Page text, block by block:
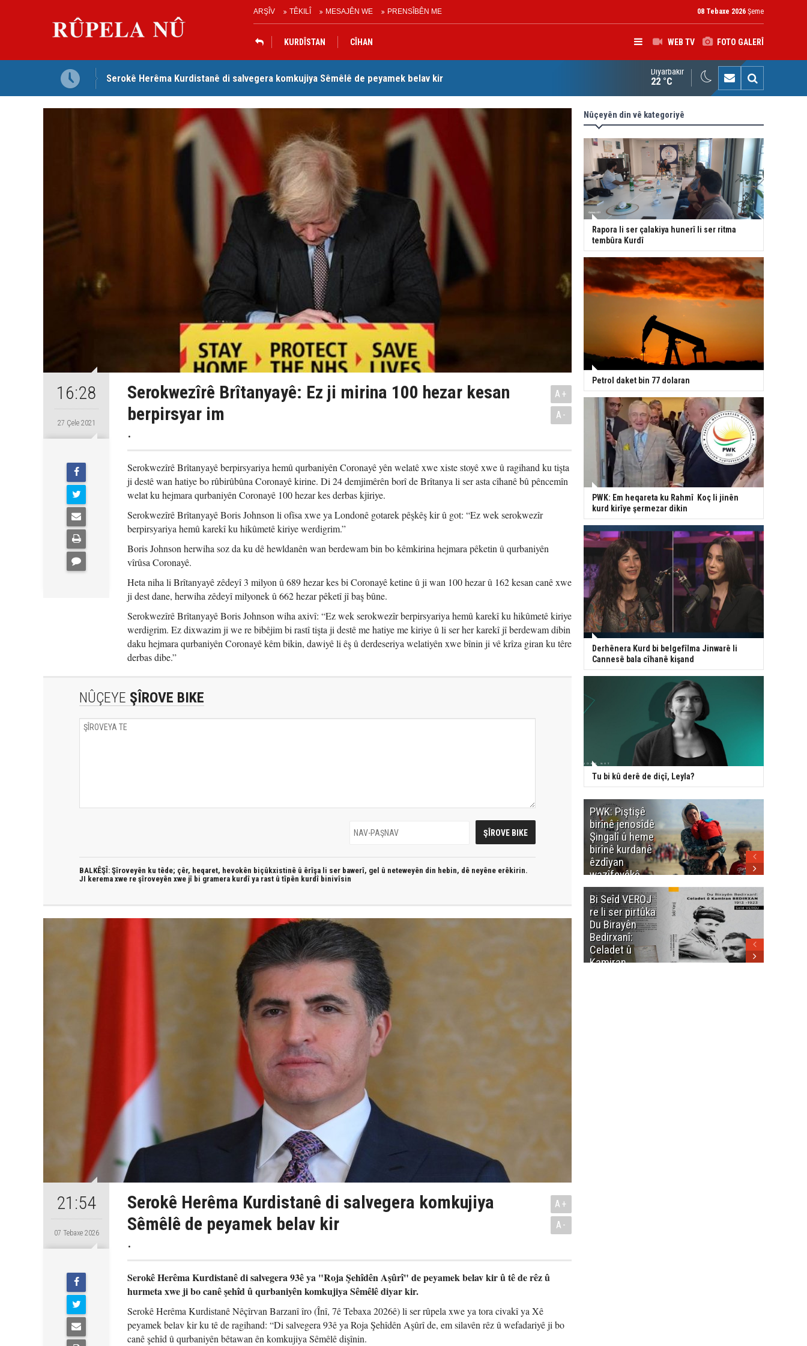
ARŞÎV TÊKILÎ MESAJÊN WE PRENSÎBÊN ME 08 Tebaxe 2026 Şeme
WEB TV FOTO GALERÎ
KURDÎSTAN CÎHAN
Lêkolîna navendeke Amerîkayê: Pêşmerge hevparekî girîng e û
Diyarbakır
22 °C
16:28
27 Çele 2021
Serokwezîrê Brîtanyayê: Ez ji mirina 100 hezar kesan
berpirsyar im
.
A+
A-
Serokwezîrê Brîtanyayê berpirsyariya hemû qurbaniyên Coronayê yên welatê xwe xiste stoyê xwe û ragihand ku tişta
ji destê wan hatiye bo rûbirûbûna Coronayê kirine. Di 24 demjimêrên borî de Brîtanya li ser asta cîhanê bû pêncemîn
welat ku hejmara qurbaniyên Coronayê 100 hezar kes derbas kjiriye.
Serokwezîrê Brîtanyayê Boris Johnson li ofîsa xwe ya Londonê gotarek pêşkêş kir û got: “Ez wek serokwezîr
berpirsyariya hemû karekî ku hikûmetê kiriye werdigrim.”
Boris Johnson herwiha soz da ku dê hewldanên wan berdewam bin bo kêmkirina hejmara pêketin û qurbaniyên
vîrûsa Coronayê.
Heta niha li Brîtanyayê zêdeyî 3 milyon û 689 hezar kes bi Coronayê ketine û ji wan 100 hezar û 162 kesan canê xwe
ji dest dane, herwiha zêdeyî milyonek û 662 hezar pêketî jî baş bûne.
Serokwezîrê Brîtanyayê Boris Johnson wiha axivî: “Ez wek serokwezîr berpirsyariya hemû karekî ku hikûmetê kiriye
werdigrim. Ez dixwazim ji we re bibêjim bi rastî tişta ji destê me hatiye me kiriye û li ser her karekî jî berdewam dibin
daku hejmara qurbaniyên Coronayê kêm bikin, dawiyê li êş û derdeseriya welatiyên xwe bînin ji vê krîza giran ku têre
derbas dibe.”
NÛÇEYE ŞÎROVE BIKE
BALKÊŞÎ: Şîroveyên ku têde; çêr, heqaret, hevokên biçûkxistinê û êrîşa li ser bawerî, gel û neteweyên din hebin, dê neyêne erêkirin.
JI kerema xwe re şîroveyên xwe jî bi gramera kurdî ya rast û tîpên kurdî binivîsin
21:54
07 Tebaxe 2026
Serokê Herêma Kurdistanê di salvegera komkujiya
Sêmêlê de peyamek belav kir
.
A+
A-
Serokê Herêma Kurdistanê di salvegera 93ê ya "Roja Şehîdên Aşûrî" de peyamek belav kir û tê de rêz û
hurmeta xwe ji bo canê şehîd û qurbaniyên komkujiya Sêmêlê diyar kir.
Serokê Herêma Kurdistanê Nêçîrvan Barzanî îro (Înî, 7ê Tebaxa 2026ê) li ser rûpela xwe ya tora civakî ya Xê
peyamek belav kir ku tê de ragihand: “Di salvegera 93ê ya Roja Şehîdên Aşûrî de, em silavên rêz û wefadariyê ji bo
canê şehîd û qurbaniyên bêtawan ên komkujiya Sêmêlê dişînin.
Nûçeyên din vê kategoriyê
Rapora li ser çalakiya hunerî li ser ritma
tembûra Kurdî
Petrol daket bin 77 dolaran
PWK: Em heqareta ku Rahmî Koç li jinên
kurd kirîye şermezar dikin
Derhênera Kurd bi belgefîlma Jinwarê li
Cannesê bala cîhanê kişand
Tu bi kû derê de diçî, Leyla?
PWK: Piştişê
birînê jenosîdê
Şingalî û heme
birînê kurdanê
êzdîyan
wazîfeyêkê
neteweyî yê
heme kurdanê
dinya yo
Bi Seîd VEROJ
re li ser pirtûka
Du Birayên
Bedirxanî:
Celadet û
Kamiran